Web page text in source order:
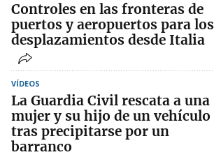
Controles en las fronteras de
puertos y aeropuertos para los
desplazamientos desde Italia
VÍDEOS
La Guardia Civil rescata a una
mujer y su hijo de un vehículo
tras precipitarse por un
barranco